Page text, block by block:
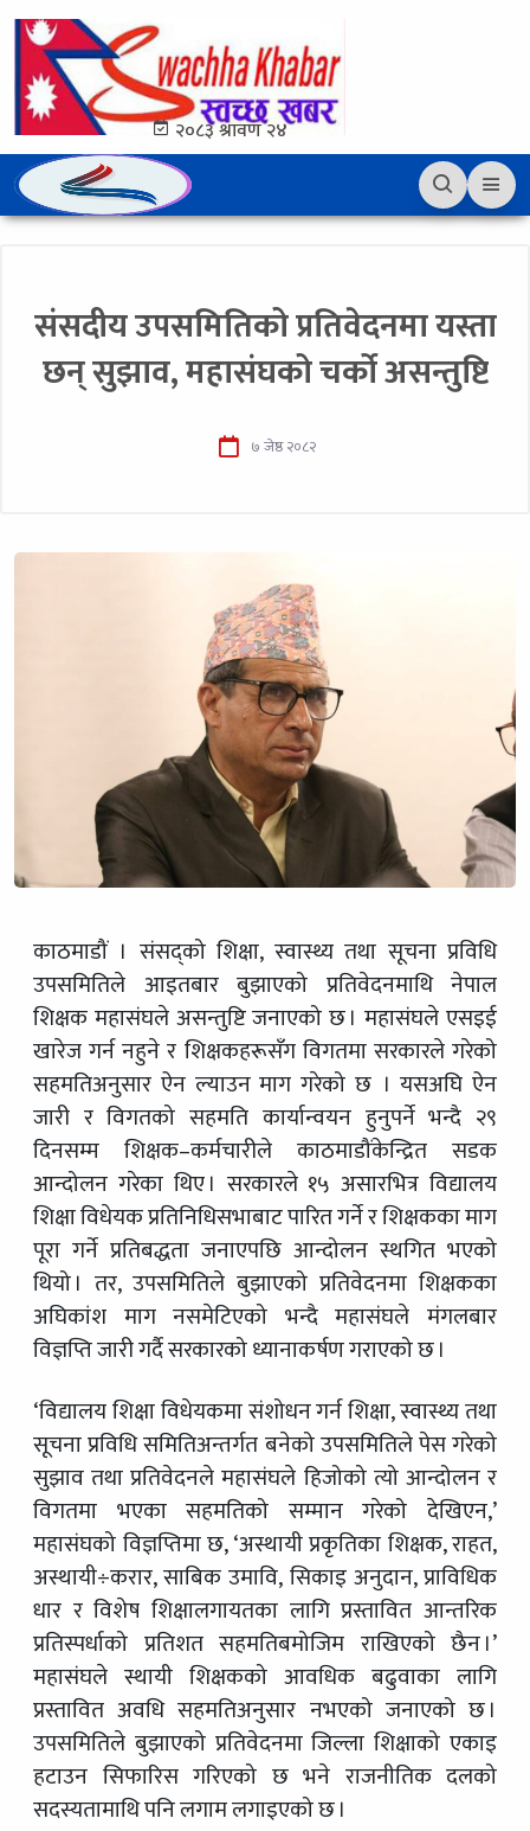
२०८३ श्रावण २४
संसदीय उपसमितिको प्रतिवेदनमा यस्ता
छन् सुझाव, महासंघको चर्को असन्तुष्टि
७ जेष्ठ २०८२
काठमाडौं । संसद्को शिक्षा, स्वास्थ्य तथा सूचना प्रविधि
उपसमितिले आइतबार बुझाएको प्रतिवेदनमाथि नेपाल
शिक्षक महासंघले असन्तुष्टि जनाएको छ । महासंघले एसइई
खारेज गर्न नहुने र शिक्षकहरूसँग विगतमा सरकारले गरेको
सहमतिअनुसार ऐन ल्याउन माग गरेको छ । यसअघि ऐन
जारी र विगतको सहमति कार्यान्वयन हुनुपर्ने भन्दै २९
दिनसम्म शिक्षक–कर्मचारीले काठमाडौंकेन्द्रित सडक
आन्दोलन गरेका थिए । सरकारले १५ असारभित्र विद्यालय
शिक्षा विधेयक प्रतिनिधिसभाबाट पारित गर्ने र शिक्षकका माग
पूरा गर्ने प्रतिबद्धता जनाएपछि आन्दोलन स्थगित भएको
थियो । तर, उपसमितिले बुझाएको प्रतिवेदनमा शिक्षकका
अघिकांश माग नसमेटिएको भन्दै महासंघले मंगलबार
विज्ञप्ति जारी गर्दै सरकारको ध्यानाकर्षण गराएको छ ।
‘विद्यालय शिक्षा विधेयकमा संशोधन गर्न शिक्षा, स्वास्थ्य तथा
सूचना प्रविधि समितिअन्तर्गत बनेको उपसमितिले पेस गरेको
सुझाव तथा प्रतिवेदनले महासंघले हिजोको त्यो आन्दोलन र
विगतमा भएका सहमतिको सम्मान गरेको देखिएन,’
महासंघको विज्ञप्तिमा छ, ‘अस्थायी प्रकृतिका शिक्षक, राहत,
अस्थायी÷करार, साबिक उमावि, सिकाइ अनुदान, प्राविधिक
धार र विशेष शिक्षालगायतका लागि प्रस्तावित आन्तरिक
प्रतिस्पर्धाको प्रतिशत सहमतिबमोजिम राखिएको छैन ।’
महासंघले स्थायी शिक्षकको आवधिक बढुवाका लागि
प्रस्तावित अवधि सहमतिअनुसार नभएको जनाएको छ ।
उपसमितिले बुझाएको प्रतिवेदनमा जिल्ला शिक्षाको एकाइ
हटाउन सिफारिस गरिएको छ भने राजनीतिक दलको
सदस्यतामाथि पनि लगाम लगाइएको छ ।